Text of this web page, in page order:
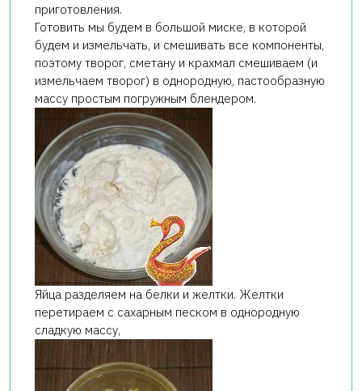
приготовления.
Готовить мы будем в большой миске, в которой
будем и измельчать, и смешивать все компоненты,
поэтому творог, сметану и крахмал смешиваем (и
измельчаем творог) в однородную, пастообразную
массу простым погружным блендером.
Яйца разделяем на белки и желтки. Желтки
перетираем с сахарным песком в однородную
сладкую массу,